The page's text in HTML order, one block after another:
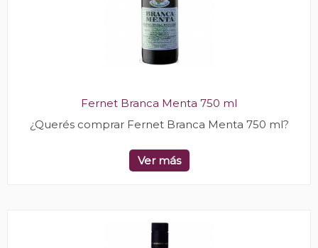
Fernet Branca Menta 750 ml
¿Querés comprar Fernet Branca Menta 750 ml?
Ver más